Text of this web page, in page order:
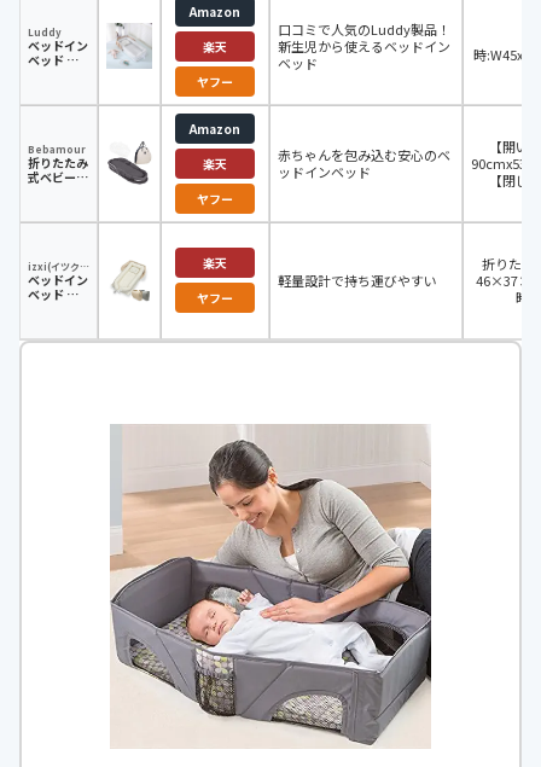
Luddy
ベッドイン
ベッド 添
Amazon
楽天
ヤフー
口コミで人気のLuddy製品！
新生児から使えるベッドイン
ベッド
時
Bebamour
折りたたみ
式ベビーベ
Amazon
楽天
ヤフー
赤ちゃんを包み込む安心のベ
ッドインベッド
【開い
【閉じ
izxi(イツクシ）
ベッドイン
ベッド す
楽天
ヤフー
軽量設計で持ち運びやすい
折りたた
時